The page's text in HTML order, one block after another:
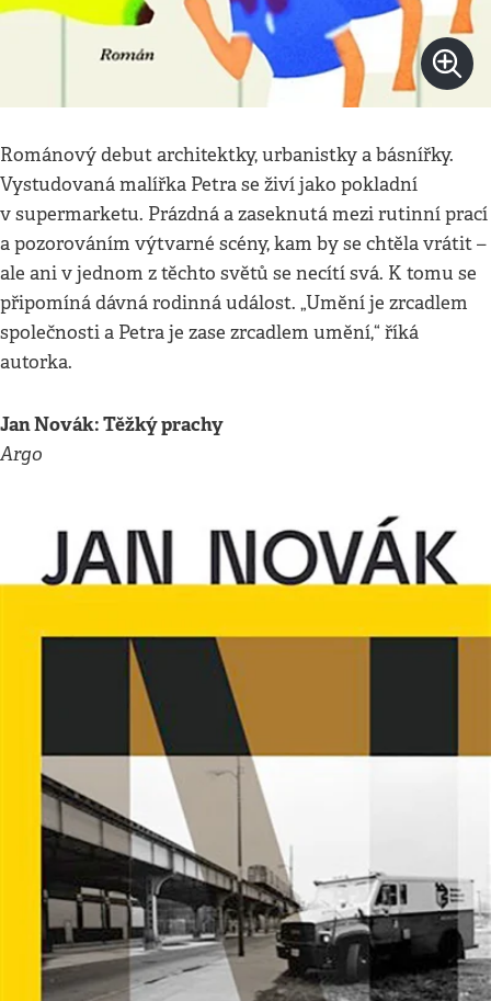
Románový debut architektky, urbanistky a básnířky.
Vystudovaná malířka Petra se živí jako pokladní
v supermarketu. Prázdná a zaseknutá mezi rutinní prací
a pozorováním výtvarné scény, kam by se chtěla vrátit –
ale ani v jednom z těchto světů se necítí svá. K tomu se
připomíná dávná rodinná událost. „Umění je zrcadlem
společnosti a Petra je zase zrcadlem umění,“ říká
autorka.
Jan Novák: Těžký prachy
Argo